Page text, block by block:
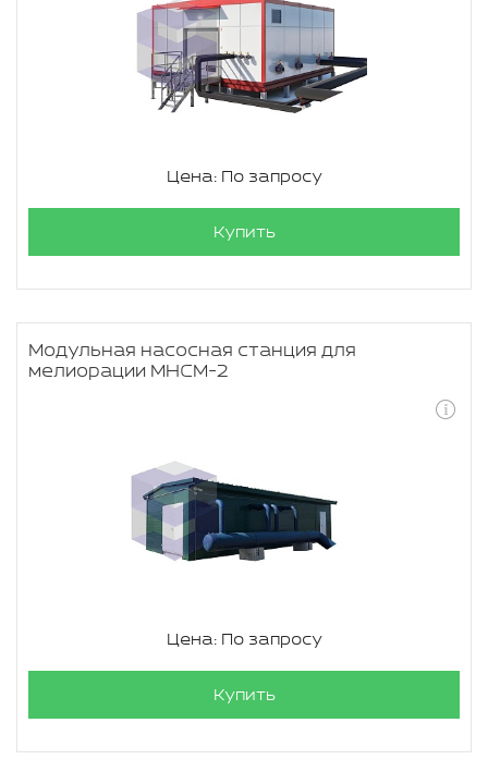
Цена: По запросу
Купить
Модульная насосная станция для
мелиорации МНСМ-2
Цена: По запросу
Купить